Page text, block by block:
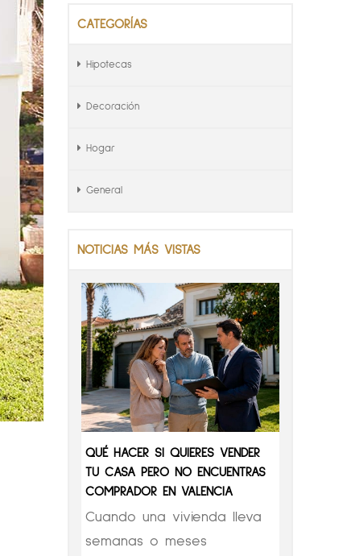
CATEGORÍAS
Hipotecas
Decoración
Hogar
General
NOTICIAS MÁS VISTAS
QUÉ HACER SI QUIERES VENDER
TU CASA PERO NO ENCUENTRAS
COMPRADOR EN VALENCIA
Cuando una vivienda lleva
semanas o meses